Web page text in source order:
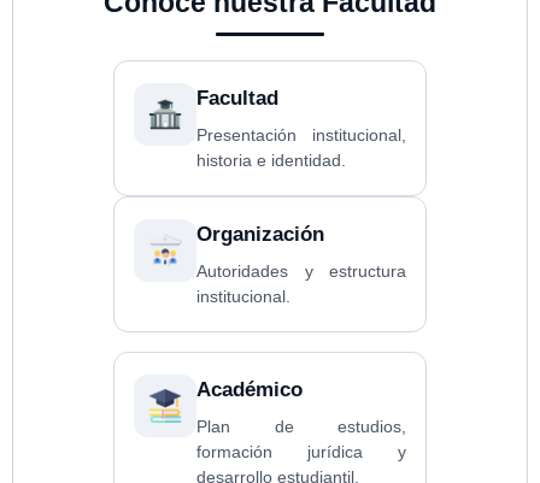
Facultad
Presentación institucional,
historia e identidad
Organización
Autoridades y estructura
institucional
Académico
Plan de estudios,
formación jurídica y
desarrollo estudiantil